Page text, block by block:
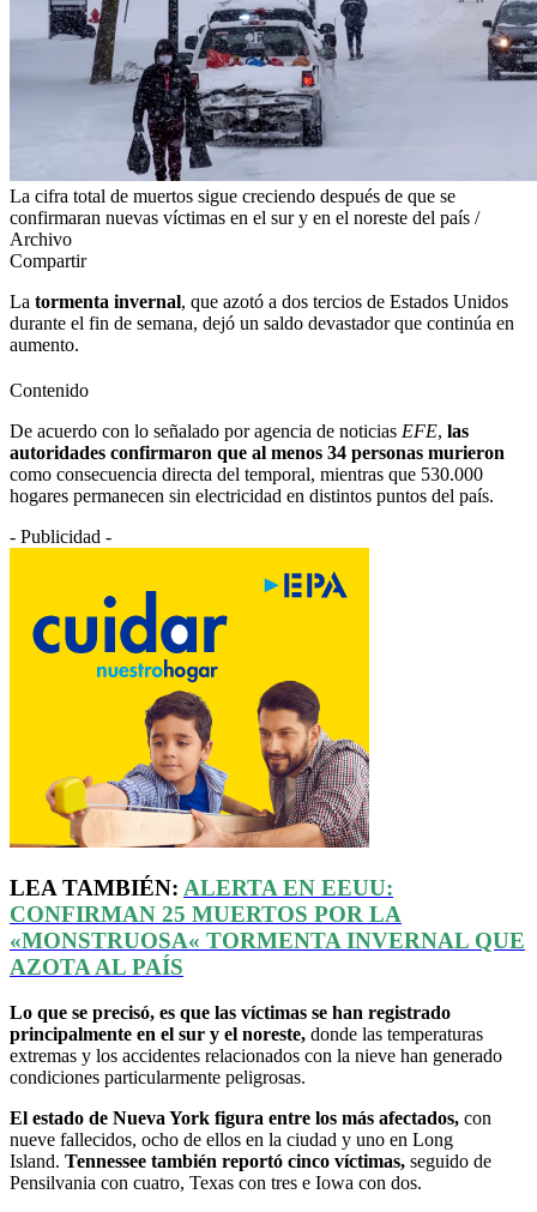
La cifra total de muertos sigue creciendo después de que se
confirmaran nuevas víctimas en el sur y en el noreste del país /
Archivo
Compartir
La tormenta invernal, que azotó a dos tercios de Estados Unidos
durante el fin de semana, dejó un saldo devastador que continúa en
aumento.
Contenido
De acuerdo con lo señalado por agencia de noticias EFE, las
autoridades confirmaron que al menos 34 personas murieron
como consecuencia directa del temporal, mientras que 530.000
hogares permanecen sin electricidad en distintos puntos del país.
- Publicidad -
LEA TAMBIÉN: ALERTA EN EEUU:
CONFIRMAN 25 MUERTOS POR LA
«MONSTRUOSA« TORMENTA INVERNAL QUE
AZOTA AL PAÍS
Lo que se precisó, es que las víctimas se han registrado
principalmente en el sur y el noreste, donde las temperaturas
extremas y los accidentes relacionados con la nieve han generado
condiciones particularmente peligrosas.
El estado de Nueva York figura entre los más afectados, con
nueve fallecidos, ocho de ellos en la ciudad y uno en Long
Island. Tennessee también reportó cinco víctimas, seguido de
Pensilvania con cuatro, Texas con tres e Iowa con dos.